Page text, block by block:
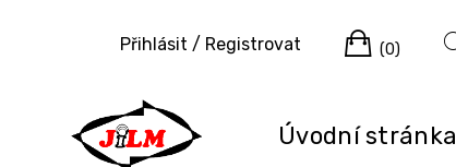
Úvodní stránka
Přihlásit / Registrovat Cart
(0)